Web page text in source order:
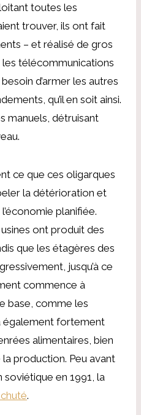
toutes les
trouver, ils ont fait
– et réalisé de gros
télécommunications
d’armer les autres
qu’il en soit ainsi.
manuels, détruisant
ce que ces oligarques
la détérioration et
planifiée.
ont produit des
que les étagères des
jusqu’à ce
commence à
base, comme les
également fortement
alimentaires, bien
la production. Peu avant
soviétique en 1991, la
.